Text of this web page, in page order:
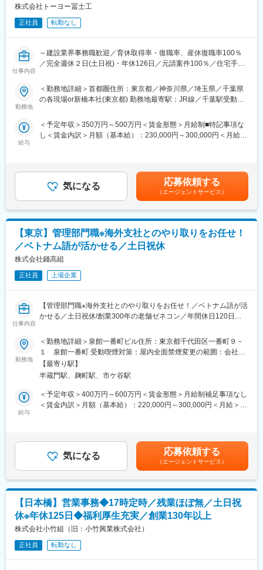
海上土木プロジェクトの根幹を支える事務職として、多様な業務
ミュニケーション力や柔軟性も養えます。
◇官公庁案件が大半を占める安定業界
◇平均残業時間：20時間／月
■想定されるキャリアパス：
アップも目指せます。
借金経営を続けています。社員数約360人に対して売上も約332億
円。社員1人あたりの売上が約1億円というゼネコンでもトップク
主に海上土木に強みを持ち、海上空港の施工で日本トップクラス
の実績を持つマリンコンストラクターです。
変更の範囲：会社の定める業務
株式会社トーヨー冨士工
正社員 転勤なし
仕事内容
～建設業界事務職歓迎／育休取得率・復職率、産休復職率100％
／完全週休２日(土日祝)・年休126日／元請案件100％／住宅手当
■業務内容：
当社の建設現場の事務所(プレハブやマンション一室など)にて、工
複数の現場を掛け持ちして頂く場合もあります。通勤可能な範囲
で現場を回っていただきます。（例：月・火はA現場 水・木・金
・工事関係書類の作成/入力業務（Excelなど）
・請求書の事務処理及びファイリング業務
・工事写真の整理/管理
・電話対応/メール対応
・来客対応（お茶出しなど）
・懇親会の準備
・事務所内清掃
※勉強会やDX推進等で汐留本社に出社する時もあります。
■ワークライフバランスが整う環境
・完全週休2日(土日祝)／年休126日
・残業ほぼなし
■勤務環境に関して
〇場所：勤務地は一都三県の各工事現場にあるプレハブ事務所、
マンションの一室が事務所に就業いただきます。
〇就業環境：現場により仮設トイレや男女トイレ共用の場合あり
ます。
〇配属基準：ご自宅からの通勤時間や適性によって決定いたしま
■同社の魅力
◇創業78年の当社は2024年度１月に、建設・不動産、エネルギ
ー、プラントエンジニアリングといった多角的な事業ポートフォ
◇自己資本率も60％を超えており、40％以上だと企業として安定
しているという基準を超えた財務状況です。
◇日本を代表するスーパーゼネコンや大手建設会社が加盟する日
本建設業連合会に同社も名を連ねており、日本の社会インフラを
支える一翼を担っています。
変更の範囲：会社の定める業務
勤務地
＜勤務地詳細＞首都圏住所：東京都／神奈川県／埼玉県／千葉県
の各現場or新橋本社(東京都) 勤務地最寄駅：JR線／千葉駅受動喫
給与
＜予定年収＞350万円～500万円＜賃金形態＞月給制■特記事項な
し＜賃金内訳＞月額（基本給）：230,000円～300,000円＜月給＞
回（7月・12月）賃金はあくまでも目安の金額であり、選考を通
じて上下する可能性があります。月給(月額)は固定手当を含めた表
気になる 応募依頼する
（エージェントサービス）
【東京】管理部門職※海外支社とのやり取りをお任せ！
／ベトナム語が活かせる／土日祝休
株式会社錢高組
正社員 上場企業
仕事内容
【管理部門職※海外支社とのやり取りをお任せ！／ベトナム語が活
かせる／土日祝休/創業300年の老舗ゼネコン／年間休日120日・
より）】
■職務概要：
当社管理部門にて海外支社（主にベトナム）との管理部門業務を
担当して頂きます。
▼具体的には…
海外支社での管理部門業務のサポートや代行を本社にてご対応い
る海外業務の知識やスキルを身に着けることができます。
業務例）
・外国籍従業員の雇用手続き関連のサポート
■同社沿革：
橋や道路、トンネル、建築物といったコンクリート構造物。これ
らは人々の暮らしや産業を支えており高い安全性と機能の維持を
関しては、300年を超える歴史があり、1705年に錢高林右衛門が
棟梁として建立に携わった本願寺尾崎別院が創業の瞬間でした。
勤務地
＜勤務地詳細＞泉館一番町ビル住所：東京都千代田区一番町９－
１ 泉館一番町 受動喫煙対策：屋内全面禁煙変更の範囲：会社の
定める事業所
【最寄り駅】
半蔵門駅、麹町駅、市ケ谷駅
給与
＜予定年収＞400万円～600万円＜賃金形態＞月給制補足事項なし
＜賃金内訳＞月額（基本給）：220,000円～300,000円＜月給＞
下する可能性があります。月給(月額)は固定手当を含めた表記で
す。
気になる 応募依頼する
（エージェントサービス）
【日本橋】営業事務◆17時定時／残業ほぼ無／土日祝
休※年休125日◆福利厚生充実／創業130年以上
株式会社小竹組（旧：小竹興業株式会社）
正社員 転勤なし